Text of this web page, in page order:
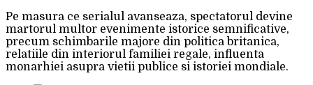
Pe masura ce serialul avanseaza, spectatorul devine
martorul multor evenimente istorice semnificative,
precum schimbarile majore din politica britanica,
relatiile din interiorul familiei regale, influenta
monarhiei asupra vietii publice si istoriei mondiale.